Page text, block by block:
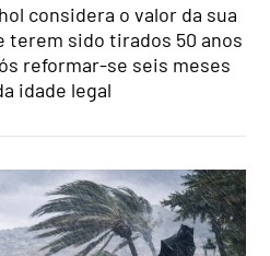
considera o valor da sua
terem sido tirados 50 anos
reformar-se seis meses
idade legal